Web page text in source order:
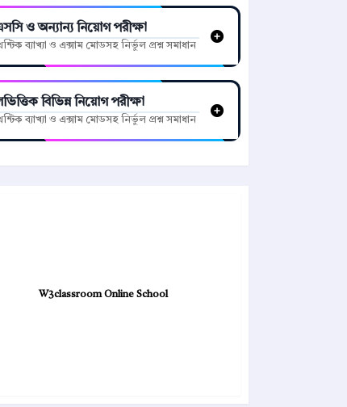
ও অন্যান্য নিয়োগ পরীক্ষা
ব্যাখ্যা ও এক্সাম মোডসহ নির্ভুল প্রশ্ন সমাধান
বিভিন্ন নিয়োগ পরীক্ষা
ব্যাখ্যা ও এক্সাম মোডসহ নির্ভুল প্রশ্ন সমাধান
W3classroom Online School